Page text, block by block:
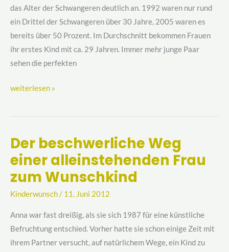
das Alter der Schwangeren deutlich an. 1992 waren nur rund
ein Drittel der Schwangeren über 30 Jahre, 2005 waren es
bereits über 50 Prozent. Im Durchschnitt bekommen Frauen
ihr erstes Kind mit ca. 29 Jahren. Immer mehr junge Paar
sehen die perfekten
das
Alter
der
Eltern?
weiterlesen »
Der beschwerliche Weg
einer alleinstehenden Frau
zum Wunschkind
Kinderwunsch/ 11. Juni 2012
Anna war fast dreißig, als sie sich 1987 für eine künstliche
Befruchtung entschied. Vorher hatte sie schon einige Zeit mit
ihrem Partner versucht, auf natürlichem Wege, ein Kind zu
Der
beschwerliche
einer
alleinstehenden
Frau
zum
Wunschkind